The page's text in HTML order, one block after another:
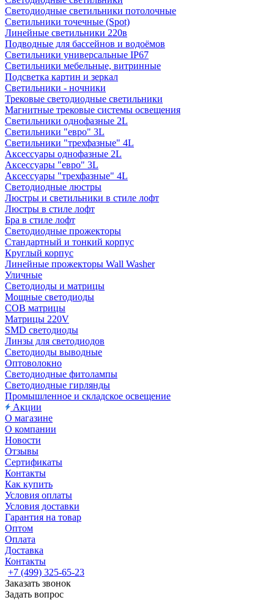
Светодиодные светильники потолочные
Светильники точечные (Spot)
Линейные светильники 220в
Подводные для бассейнов и водоёмов
Светильники универсальные IP67
Светильники мебельные, витринные
Подсветка картин и зеркал
Светильники - ночники
Трековые светодиодные светильники
Магнитные трековые системы освещения
Светильники однофазные 2L
Светильники "евро" 3L
Светильники "трехфазные" 4L
Аксессуары однофазные 2L
Аксессуары "евро" 3L
Аксессуары "трехфазные" 4L
Светодиодные люстры
Люстры и светильники в стиле лофт
Люстры в стиле лофт
Бра в стиле лофт
Светодиодные прожекторы
Стандартный и тонкий корпус
Круглый корпус
Линейные прожекторы Wall Washer
Уличные
Светодиоды и матрицы
Мощные светодиоды
COB матрицы
Матрицы 220V
SMD светодиоды
Линзы для светодиодов
Светодиоды выводные
Оптоволокно
Светодиодные фитолампы
Светодиодные гирлянды
Промышленное и складское освещение
Акции
О магазине
О компании
Новости
Отзывы
Сертификаты
Контакты
Как купить
Условия оплаты
Условия доставки
Гарантия на товар
Оптом
Оплата
Доставка
Контакты
+7 (499) 325-65-23
Заказать звонок
Задать вопрос